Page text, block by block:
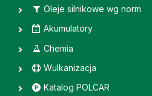
Oleje silnikowe wg norm
Akumulatory
Chemia
Wulkanizacja
Katalog POLCAR